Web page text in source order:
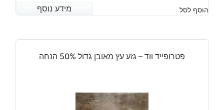
מידע נוסף הוסף לסל מידע נוסף
פטרופייד ווד – גזע עץ מאובן גדול 50% הנחה